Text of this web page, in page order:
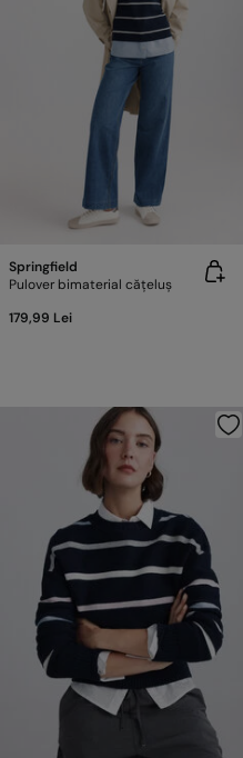
Springfield
Pulover bimaterial cățeluș
179,99 Lei